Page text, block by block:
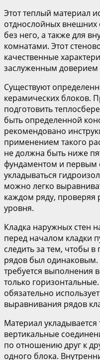
Этот теплый материал
отднослойных внешних
без него, а также для
комнатами. Этот
качественные
заслуженным доверием
Существуют
керамических блоков.
подготовить
быть определенной
рекомендовано
применением такого
не должна быть ниже
фундаментом и первым
укладываться
можно легко
каждом ряду, проверяя
уровня.
Кладка наружных стен
перед началом кладки
следить за тем, чтобы
рядов был одинаковым.
требуется выполнения
только
обязательно
выравнивания рядов
Материал
вертикальные
по отношению друг к
одного блока.